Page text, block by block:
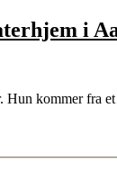
i
Hun kommer